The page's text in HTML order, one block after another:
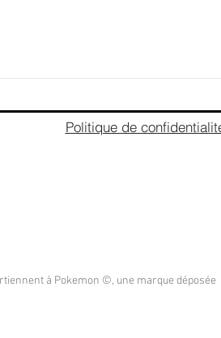
Politique de
à Pokemon ©, une marque déposée